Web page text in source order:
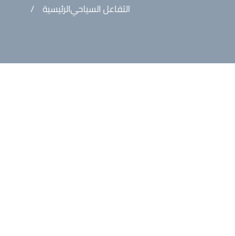
الرئيسيةالتفاعل السياحي